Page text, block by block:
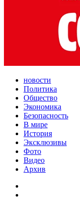
новости
Политика
Общество
Экономика
Безопасность
В мире
История
Эксклюзивы
Фото
Видео
Архив